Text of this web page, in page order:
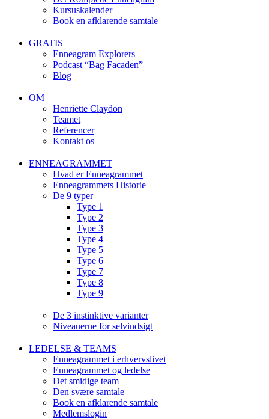
Kursuskalender
Book en afklarende samtale
GRATIS
Enneagram Explorers
Podcast “Bag Facaden”
Blog
OM
Henriette Claydon
Teamet
Referencer
Kontakt os
ENNEAGRAMMET
Hvad er Enneagrammet
Enneagrammets Historie
De 9 typer
Type 1
Type 2
Type 3
Type 4
Type 5
Type 6
Type 7
Type 8
Type 9
De 3 instinktive varianter
Niveauerne for selvindsigt
LEDELSE & TEAMS
Enneagrammet i erhvervslivet
Enneagrammet og ledelse
Det smidige team
Den svære samtale
Book en afklarende samtale
Medlemslogin